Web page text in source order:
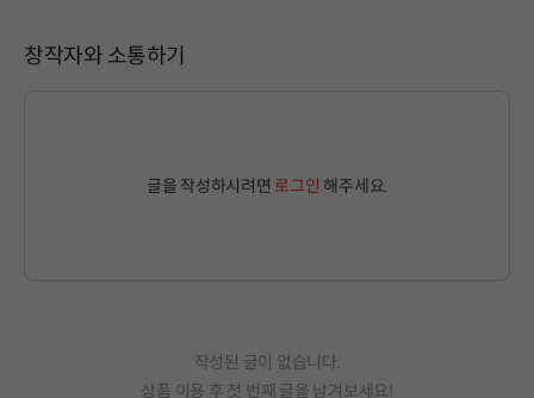
창작자와 소통하기
글을 작성하시려면 로그인 해주세요.
작성된 글이 없습니다.
상품 이용 후 첫 번째 글을 남겨보세요!